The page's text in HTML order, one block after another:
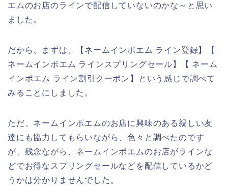
エムのお店のラインで配信していないのかな～と思い
ました。
だから、まずは、【ネームインポエム ライン登録】【
ネームインポエム ラインスプリングセール】【 ネーム
インポエム ライン割引クーポン】という感じで調べて
みることにしました。
ただ、ネームインポエムのお店に興味のある親しい友
達にも協力してもらいながら、色々と調べたのです
が、残念ながら、ネームインポエムのお店がラインな
どでお得なスプリングセールなどを配信しているかど
うかは分かりませんでした。